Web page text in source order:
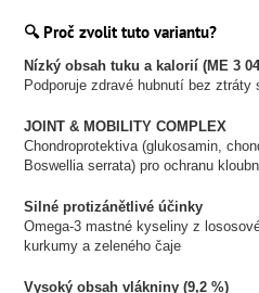
🔍 Proč zvolit tuto variantu?
Nízký obsah tuku a kalorií (ME 3
Podporuje zdravé hubnutí bez ztráty
JOINT & MOBILITY COMPLEX
Chondroprotektiva (glukosamin,
Boswellia serrata) pro ochranu
Silné protizánětlivé účinky
Omega-3 mastné kyseliny z
kurkumy a zeleného čaje
Vysoký obsah vlákniny (9,2 %)